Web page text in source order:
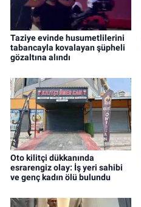
Taziye evinde husumetlilerini
tabancayla kovalayan şüpheli
gözaltına alındı
Oto kilitçi dükkanında
esrarengiz olay: İş yeri sahibi
ve genç kadın ölü bulundu